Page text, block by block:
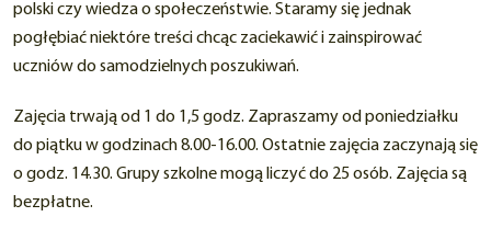
polski czy wiedza o społeczeństwie. Staramy się jednak
pogłębiać niektóre treści chcąc zaciekawić i zainspirować
uczniów do samodzielnych poszukiwań.
Zajęcia trwają od 1 do 1,5 godz. Zapraszamy od poniedziałku
do piątku w godzinach 8.00-16.00. Ostatnie zajęcia zaczynają się
o godz. 14.30. Grupy szkolne mogą liczyć do 25 osób. Zajęcia są
bezpłatne.